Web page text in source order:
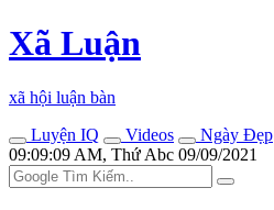
Xã Luận
xã hội luận bàn
Luyện IQ
Videos
Ngày Đẹp
09:09:09 AM, Thứ Abc 09/09/2021